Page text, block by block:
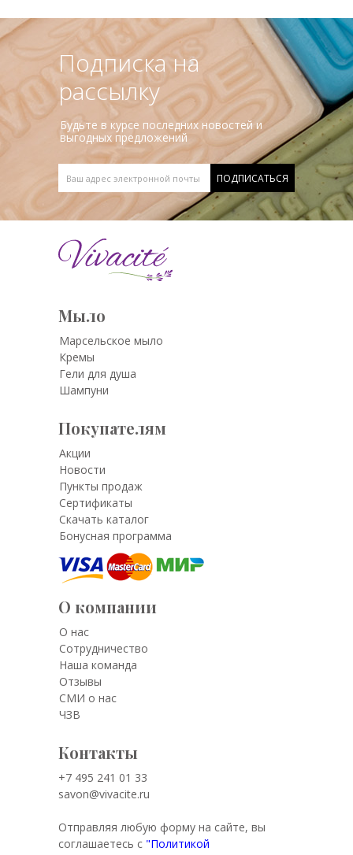
Подписка на
рассылку
Будьте в курсе последних новостей и
выгодных предложений
Мыло
Марсельское мыло
Кремы
Гели для душа
Шампуни
Покупателям
Акции
Новости
Пункты продаж
Сертификаты
Скачать каталог
Бонусная программа
О компании
О нас
Сотрудничество
Наша команда
Отзывы
СМИ о нас
ЧЗВ
Контакты
+7 495 241 01 33
savon@vivacite.ru
Отправляя любую форму на сайте, вы
соглашаетесь с "Политикой